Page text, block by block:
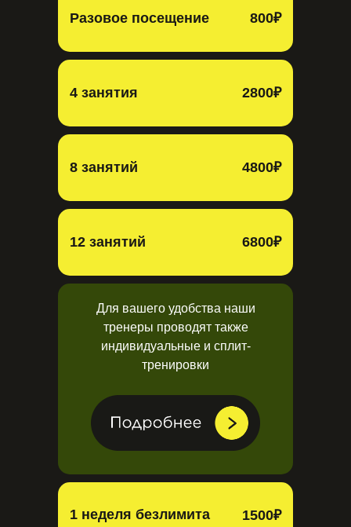
Разовое посещение 800₽
4 занятия 2800₽
8 занятий 4800₽
12 занятий 6800₽
1500₽
Для вашего удобства наши
тренеры проводят также
индивидуальные и сплит-
тренировки
1 неделя безлимита